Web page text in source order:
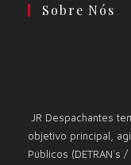
Sobre Nós
JR Despachantes
objetivo principal,
Públicos (DETRAN´s